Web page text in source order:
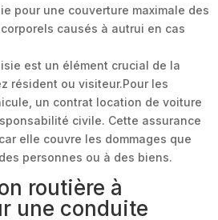
pour une couverture maximale des
causés à autrui en cas
est un élément crucial de la
résident ou visiteur.Pour les
un contrat location de voiture
civile. Cette assurance
elle couvre les dommages que
personnes ou à des biens.
routière à
une conduite